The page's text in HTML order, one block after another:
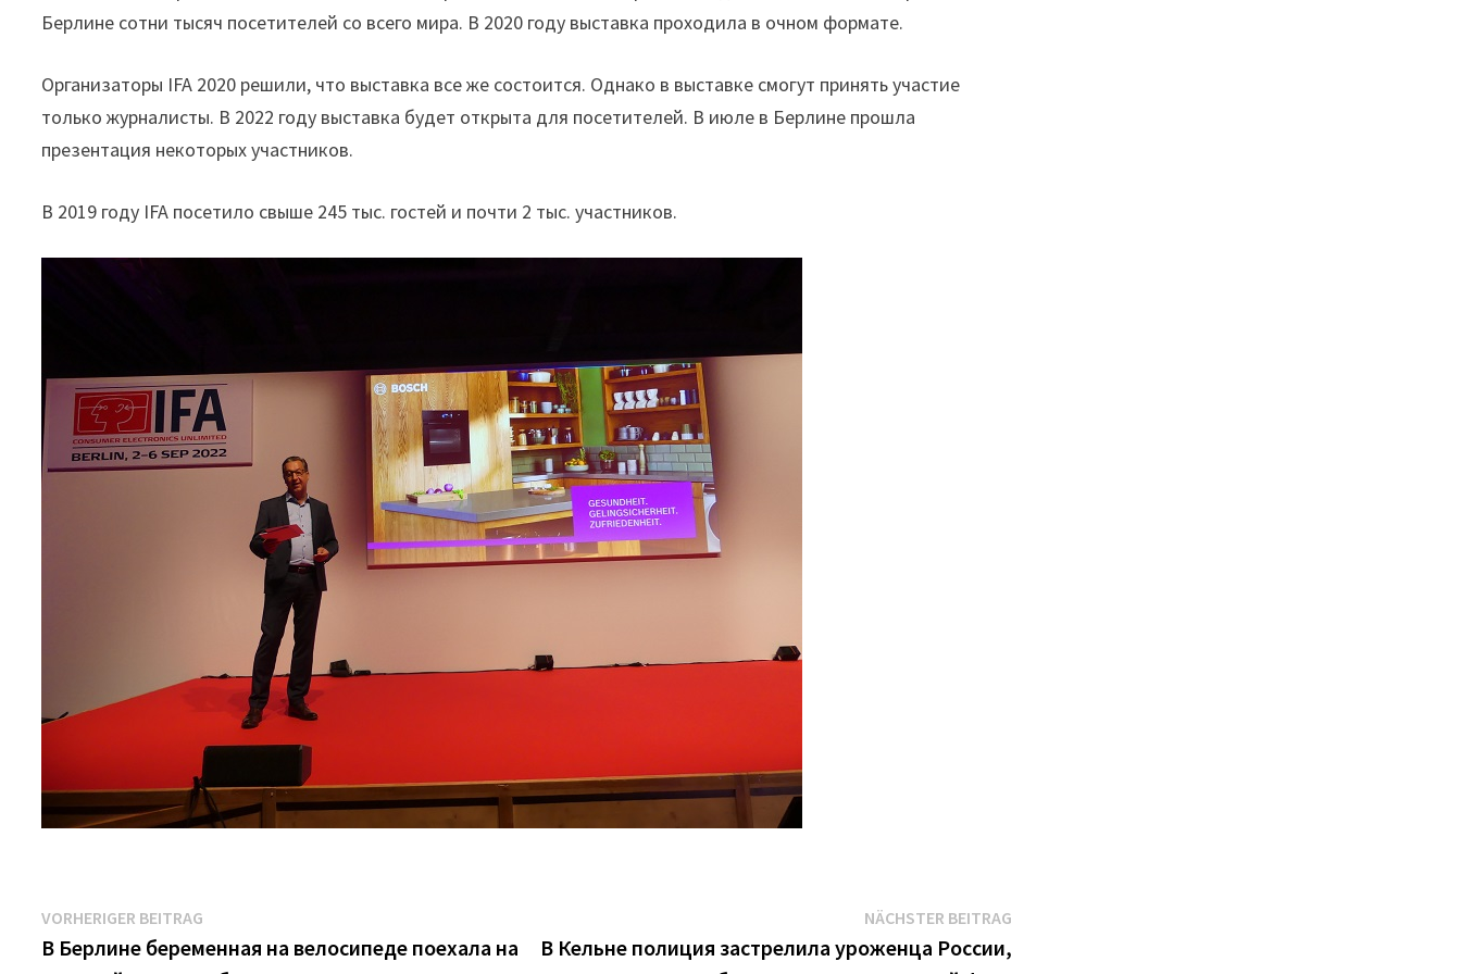
Берлине сотни тысяч посетителей со всего мира. В 2020 году выставка проходила в очном формате.
Организаторы IFA 2020 решили, что выставка все же состоится. Однако в выставке смогут принять участие
только журналисты. В 2022 году выставка будет открыта для посетителей. В июле в Берлине прошла
презентация некоторых участников.
В 2019 году IFA посетило свыше 245 тыс. гостей и почти 2 тыс. участников.
Beitrags-
Navigation
VORHERIGER BEITRAG
Beitrag:
В Берлине беременная на велосипеде поехала на
NÄCHSTER BEITRAGNächster
В Кельне полиция застрелила уроженца России,